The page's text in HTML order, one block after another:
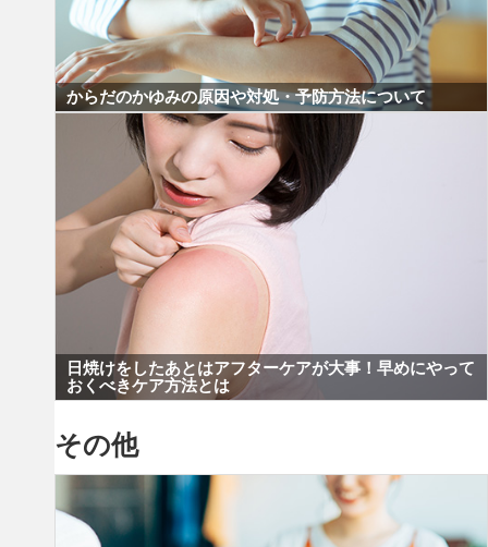
からだのかゆみの原因や対処・予防方法について
日焼けをしたあとはアフターケアが大事！早めにやって
おくべきケア方法とは
その他